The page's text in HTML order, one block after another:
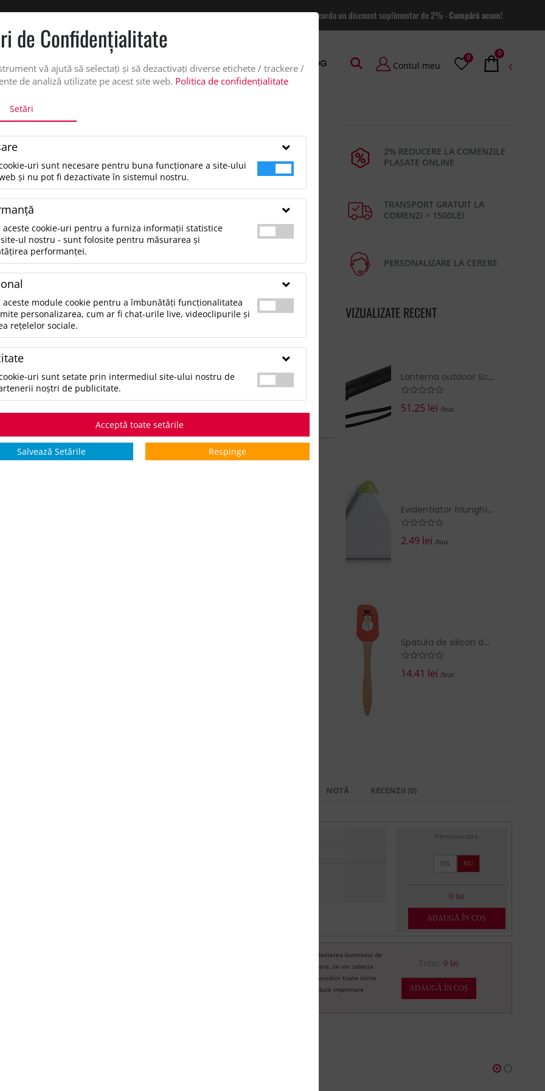
de pret personalizata pe office@updateadv.ro. Pentru comenzile plasate pe site va putem acorda un discount suplimentar de 2% -Cumpără acum!
SERVICII PERSONALIZARE DESPRE NOI CATALOAGE BLOG Contul meu
0 0
SORT DE BUCATARIE
Sort de bucatarie, Negru
14.36 lei/buc
Sort ospatar, model scurt. 195 gr/m², 90% poliester/10%
bumbac.Dimensiune: 90X40CMGreutate: 0,119KGTara de
Origine: CN
SKU:UPDMO8305-03
CULORI:
SELECTAŢI CULOAREA PENTRU A VIZUALIZA STOCUL:
STOCURI pentru culoarea:
Stoc INTERN
Stoc EXTERN în:
0
9220 la cerere
*zile lucrătoare
2% REDUCERE LA COMENZILE
PLASATE ONLINE
TRANSPORT GRATUIT LA
COMENZI > 1500LEI
PERSONALIZARE LA CERERE
VIZUALIZATE RECENT
Lanterna outdoor Schwarzwolf cu curea
51.25 lei/buc
Evidentiator triunghiular
2.49 lei/buc
Spatula de silicon de Craciun
14.41 lei/buc
NOTĂ RECENZII (0)
Personalizare
DA NU
0 lei
ADAUGĂ ÎN COȘ
Prin selectarea butonului de
imprimare, se vor selecta
corespunzător toate liniile
de produse imprimate
Total:0 lei
ADAUGĂ ÎN COȘ
de Confidenţialitate
vă ajută să selectați și să dezactivați diverse etichete / trackere /
de analiză utilizate pe acest site web. Politica de confidențialitate
Setări
uri sunt necesare pentru buna funcționare a site-ului
și nu pot fi dezactivate în sistemul nostru.
aceste cookie-uri pentru a furniza informații statistice
ul nostru - sunt folosite pentru măsurarea și
performanței.
aceste module cookie pentru a îmbunătăți funcționalitatea
personalizarea, cum ar fi chat-urile live, videoclipurile și
rețelelor sociale.
uri sunt setate prin intermediul site-ului nostru de
noștri de publicitate.
Acceptă toate setările
Salvează Setările Respinge